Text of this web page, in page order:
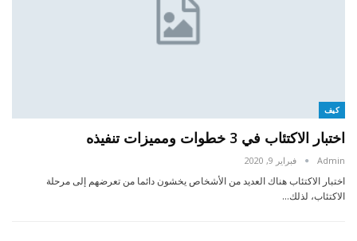
كيف
اختبار الاكتئاب في 3 خطوات ومميزات تنفيذه
Admin فبراير 9, 2020
اختبار الاكتئاب هناك العديد من الأشخاص يخشون دائما من تعرضهم إلى مرحلة
الاكتئاب، لذلك…